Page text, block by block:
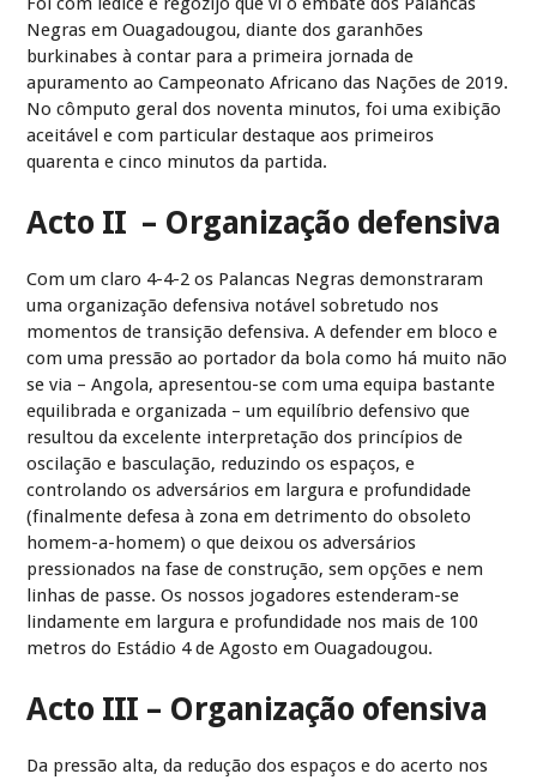
Negras em Ouagadougou, diante dos garanhões
burkinabes à contar para a primeira jornada de
apuramento ao Campeonato Africano das Nações de 2019.
No cômputo geral dos noventa minutos, foi uma exibição
aceitável e com particular destaque aos primeiros
quarenta e cinco minutos da partida.
Acto II – Organização defensiva
Com um claro 4-4-2 os Palancas Negras demonstraram
uma organização defensiva notável sobretudo nos
momentos de transição defensiva. A defender em bloco e
com uma pressão ao portador da bola como há muito não
se via – Angola, apresentou-se com uma equipa bastante
equilibrada e organizada – um equilíbrio defensivo que
resultou da excelente interpretação dos princípios de
oscilação e basculação, reduzindo os espaços, e
controlando os adversários em largura e profundidade
(finalmente defesa à zona em detrimento do obsoleto
homem-a-homem) o que deixou os adversários
pressionados na fase de construção, sem opções e nem
linhas de passe. Os nossos jogadores estenderam-se
lindamente em largura e profundidade nos mais de 100
metros do Estádio 4 de Agosto em Ouagadougou.
Acto III – Organização ofensiva
Da pressão alta, da redução dos espaços e do acerto nos